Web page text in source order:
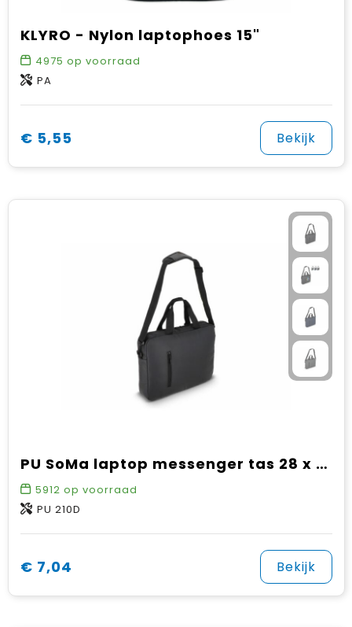
KLYRO - Nylon laptophoes 15"
4975 op voorraad
PA
€ 5,55 Bekijk
PU SoMa laptop messenger tas 28 x 38 x 5 cm
5912 op voorraad
PU 210D
€ 7,04 Bekijk